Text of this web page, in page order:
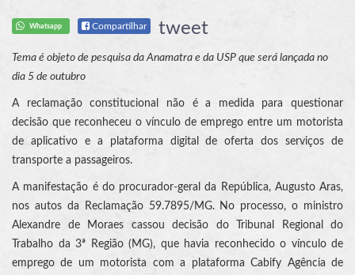
Whatsapp Compartilhar tweet
Tema é objeto de pesquisa da Anamatra e da USP que será lançada no
dia 5 de outubro
A reclamação constitucional não é a medida para questionar
decisão que reconheceu o vínculo de emprego entre um motorista
de aplicativo e a plataforma digital de oferta dos serviços de
transporte a passageiros.
A manifestação é do procurador-geral da República, Augusto Aras,
nos autos da Reclamação 59.7895/MG. No processo, o ministro
Alexandre de Moraes cassou decisão do Tribunal Regional do
Trabalho da 3ª Região (MG), que havia reconhecido o vínculo de
emprego de um motorista com a plataforma Cabify Agência de